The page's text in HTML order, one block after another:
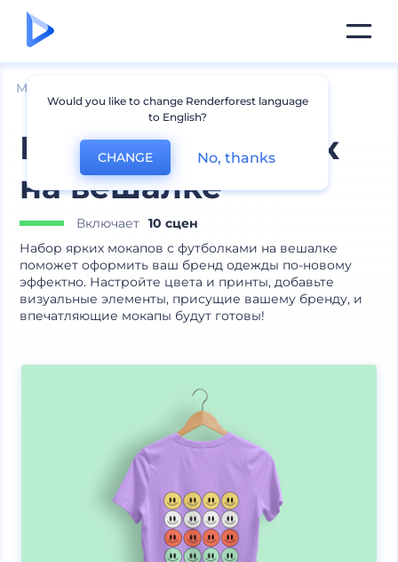
Мокапы
Мокапы футболок
на вешалке
Включает 10 сцен
Набор ярких мокапов с футболками на вешалке
поможет оформить ваш бренд одежды по-новому
эффектно. Настройте цвета и принты, добавьте
визуальные элементы, присущие вашему бренду, и
впечатляющие мокапы будут готовы!
Would you like to change Renderforest language
to English?
CHANGE No, thanks